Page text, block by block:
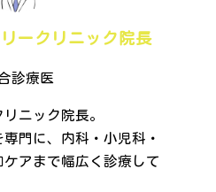
ークリニック院長
診療医
ニック院長。
門に、内科・小児科・
アまで幅広く診療して